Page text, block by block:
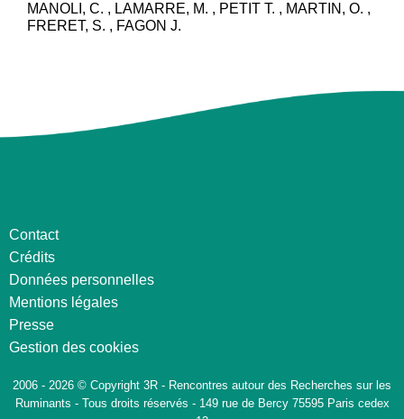
MANOLI, C. , LAMARRE, M. , PETIT T. , MARTIN, O. ,
FRERET, S. , FAGON J.
Contact
Crédits
Données personnelles
Mentions légales
Presse
Gestion des cookies
2006 - 2026 © Copyright 3R - Rencontres autour des Recherches sur les
Ruminants - Tous droits réservés - 149 rue de Bercy 75595 Paris cedex